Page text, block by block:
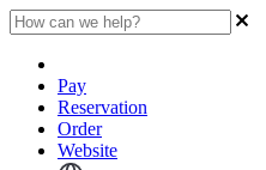
Pay
Reservation
Order
Website